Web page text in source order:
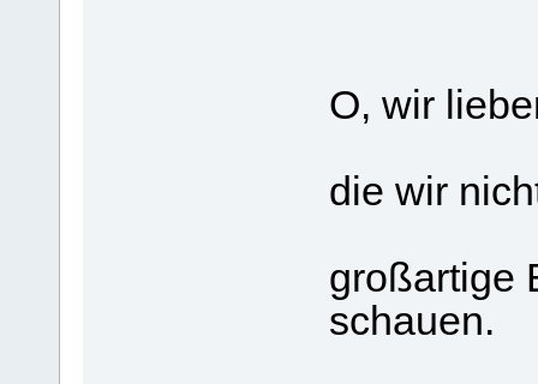
O, wir
die wir
großartige
schauen.